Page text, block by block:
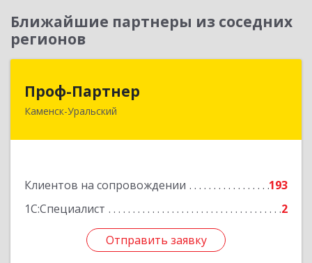
Ближайшие партнеры из соседних
регионов
Проф-Партнер
Каменск-Уральский
Клиентов на сопровождении
193
1С:Специалист
2
Отправить заявку
623406, Свердловская обл, Каменск-Уральский
Отправить заявку